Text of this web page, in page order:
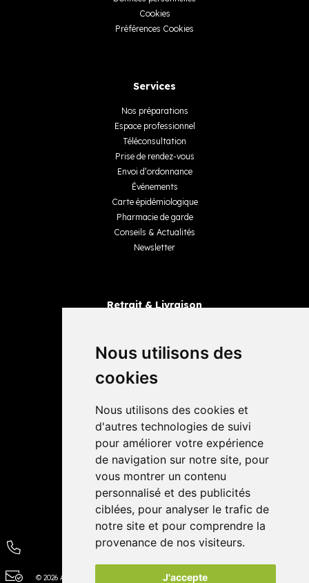
Nous utilisons des
cookies
Nous utilisons des cookies et
d'autres technologies de suivi
pour améliorer votre expérience
de navigation sur notre site, pour
vous montrer un contenu
personnalisé et des publicités
ciblées, pour analyser le trafic de
notre site et pour comprendre la
provenance de nos visiteurs.
J'accepte
Cookies
Préférences Cookies
Services
Nos préparations
Espace professionnel
Téléconsultation
Prise de rendez-vous
Envoi d’ordonnance
Événements
Carte épidémiologique
Pharmacie de garde
Conseils & Actualités
Newsletter
Retrait & Livraison
Livraisons
4,4 / 5 65 avis
© 2026 Autour de la Pharmacie Tous droits réservés